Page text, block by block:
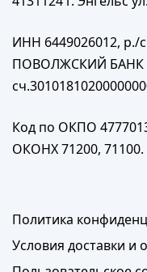
ИНН 6449026012, р./
ПОВОЛЖСКИЙ БАНК
Код по ОКПО
ОКОНХ 71200, 71100.
Политика
Условия доставки и